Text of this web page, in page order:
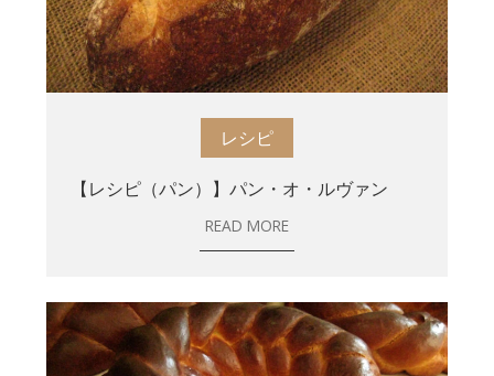
レシピ
【レシピ（パン）】パン・オ・ルヴァン
READ MORE